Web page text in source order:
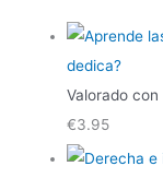
dedica?
Valorado con
€3.95